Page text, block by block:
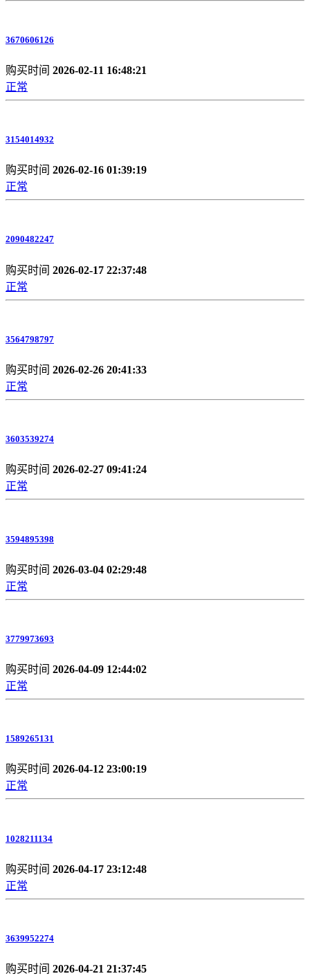
3670606126
购买时间 2026-02-11 16:48:21
正常
3154014932
购买时间 2026-02-16 01:39:19
正常
2090482247
购买时间 2026-02-17 22:37:48
正常
3564798797
购买时间 2026-02-26 20:41:33
正常
3603539274
购买时间 2026-02-27 09:41:24
正常
3594895398
购买时间 2026-03-04 02:29:48
正常
3779973693
购买时间 2026-04-09 12:44:02
正常
1589265131
购买时间 2026-04-12 23:00:19
正常
1028211134
购买时间 2026-04-17 23:12:48
正常
3639952274
购买时间 2026-04-21 21:37:45